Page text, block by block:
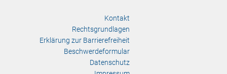
Kontakt
Rechtsgrundlagen
Erklärung zur Barrierefreiheit
Beschwerdeformular
Datenschutz